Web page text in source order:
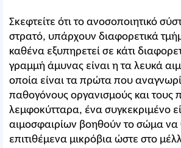
Σκεφτείτε ότι το ανοσοποιητικό
στρατό, υπάρχουν διαφορετικά
καθένα εξυπηρετεί σε κάτι
γραμμή άμυνας είναι η τα λευκά
οποία είναι τα πρώτα που
παθογόνους οργανισμούς και τους
λεμφοκύτταρα, ένα συγκεκριμένο
αιμοσφαιρίων βοηθούν το σώμα να
επιτιθέμενα μικρόβια ώστε στο